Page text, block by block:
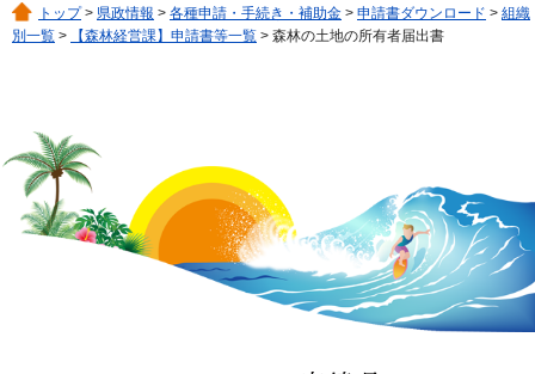
トップ> 県政情報 > 各種申請・手続き・補助金 > 申請書ダウンロード > 組織
別一覧 > 【森林経営課】申請書等一覧 > 森林の土地の所有者届出書